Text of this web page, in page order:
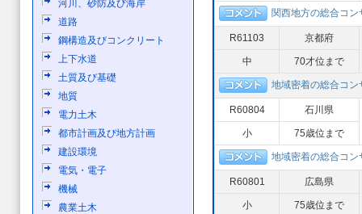
関西地方の総合コン
R61103 京都府
中 70才位まで
地域密着の総合コ
R60804 石川県
小 75歳位まで
地域密着の総合コ
R60801 広島県
小 75歳位まで
河川、砂防及び海岸
道路
鋼構造及びコンクリート
上下水道
土質及び基礎
地質
電力土木
都市計画及び地方計画
建設環境
電気・電子
機械
農業土木